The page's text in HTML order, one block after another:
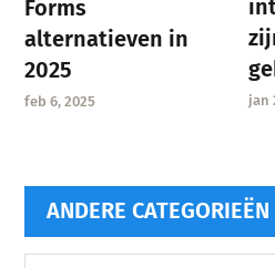
Forms
alternatieven in
2025
feb 6, 2025 jan
ANDERE CATEGORIEËN